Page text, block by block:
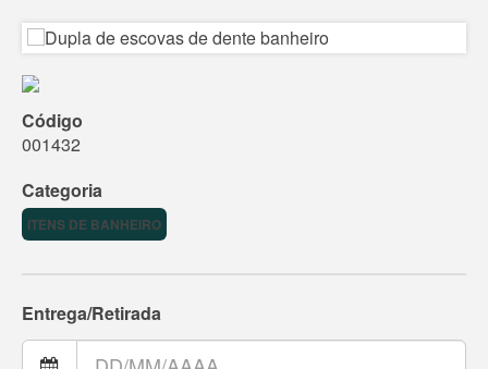
Código
001432
Categoria
ITENS DE BANHEIRO
Entrega/Retirada